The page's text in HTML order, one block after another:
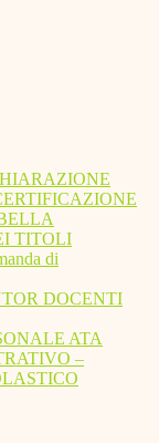
TITOLI
di
DOCENTI
ATA
–